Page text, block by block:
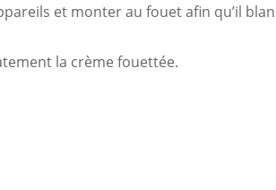
et monter au fouet afin qu’il
la crème fouettée.